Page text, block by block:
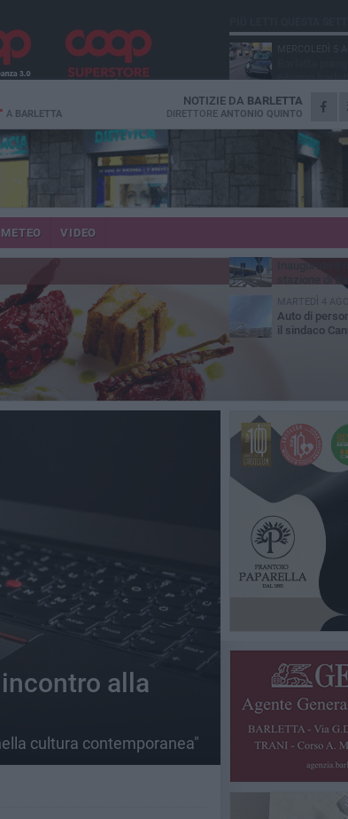
A BARLETTA
NOTIZIE DA BARLETTA
DIRETTORE ANTONIO QUINTO
METEO VIDEO
alla
cultura contemporanea"
64enne
GIOVEDÌ 6
Il ricordo di
sorriso:
separavano dalla
MERCOLEDÌ 5
Jova
sopralluogo
DOMENICA 2
Beni
VENERDÌ 31
Inaugurato il
MARTEDÌ 4
Auto di
il sindaco